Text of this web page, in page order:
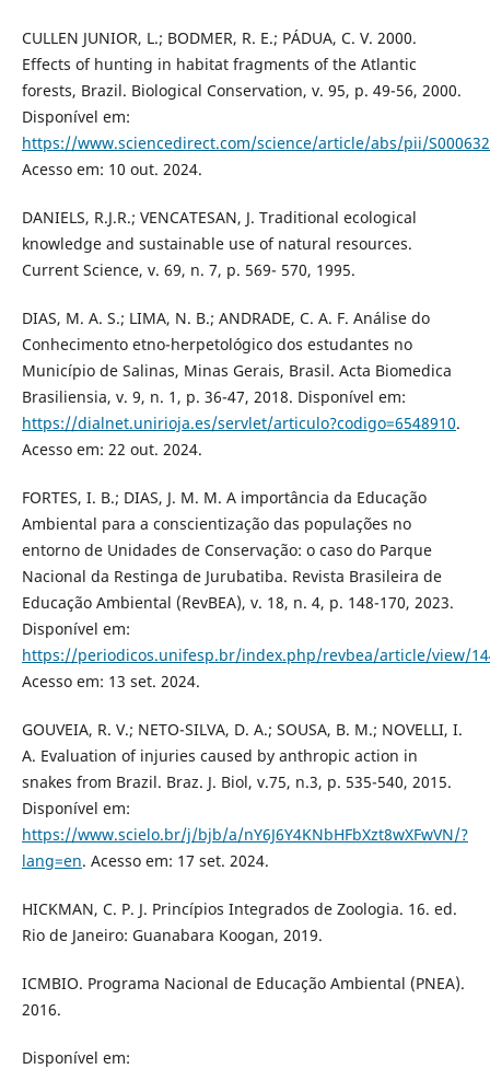
CULLEN JUNIOR, L.; BODMER, R. E.; PÁDUA, C. V. 2000.
Effects of hunting in habitat fragments of the Atlantic
forests, Brazil. Biological Conservation, v. 95, p. 49-56, 2000.
Disponível em:
https://www.sciencedirect.com/science/article/abs/pii/
Acesso em: 10 out. 2024.
DANIELS, R.J.R.; VENCATESAN, J. Traditional ecological
knowledge and sustainable use of natural resources.
Current Science, v. 69, n. 7, p. 569- 570, 1995.
DIAS, M. A. S.; LIMA, N. B.; ANDRADE, C. A. F. Análise do
Conhecimento etno-herpetológico dos estudantes no
Município de Salinas, Minas Gerais, Brasil. Acta Biomedica
Brasiliensia, v. 9, n. 1, p. 36-47, 2018. Disponível em:
https://dialnet.unirioja.es/servlet/articulo?codigo=6548910.
Acesso em: 22 out. 2024.
FORTES, I. B.; DIAS, J. M. M. A importância da Educação
Ambiental para a conscientização das populações no
entorno de Unidades de Conservação: o caso do Parque
Nacional da Restinga de Jurubatiba. Revista Brasileira de
Educação Ambiental (RevBEA), v. 18, n. 4, p. 148-170, 2023.
Disponível em:
https://periodicos.unifesp.br/index.php/revbea/article/view/
Acesso em: 13 set. 2024.
GOUVEIA, R. V.; NETO-SILVA, D. A.; SOUSA, B. M.; NOVELLI, I.
A. Evaluation of injuries caused by anthropic action in
snakes from Brazil. Braz. J. Biol, v.75, n.3, p. 535-540, 2015.
Disponível em:
https://www.scielo.br/j/bjb/a/nY6J6Y4KNbHFbXzt8wXFwVN/?
lang=en. Acesso em: 17 set. 2024.
HICKMAN, C. P. J. Princípios Integrados de Zoologia. 16. ed.
Rio de Janeiro: Guanabara Koogan, 2019.
ICMBIO. Programa Nacional de Educação Ambiental (PNEA).
2016.
Disponível em: